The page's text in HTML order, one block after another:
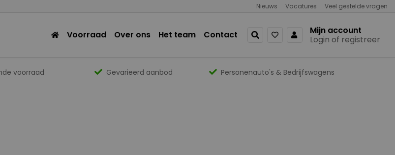
Nieuws Vacatures Veel gestelde vragen
Voorraad Over ons Het team Contact
Mijn account
Login of registreer
voorraad Gevarieerd aanbod Personenauto's & Bedrijfswagens